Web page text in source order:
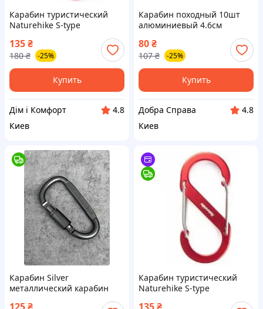
Карабин туристический
Naturehike S-type
NH20GS004, 5см, червоний
(6927595747117)
135₴
180 ₴ -25%
Купить
Дім і Комфорт
4.8
Киев
Карабин походный 10шт
алюминиевый 4.6см
80₴
107 ₴ -25%
Купить
Добра Справа
4.8
Киев
Карабин Silver
металлический карабин
для туризма и альпинизма
Карабин туристический
Naturehike S-type
NH20GS004, 5см, червоний